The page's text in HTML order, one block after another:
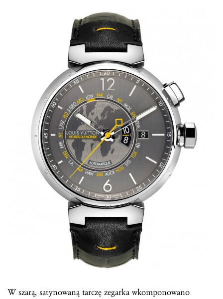
W szarą, satynowaną tarczę zegarka wkomponowano